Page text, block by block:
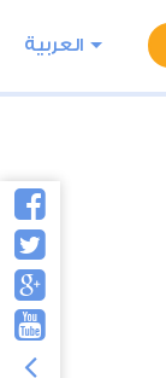
العربية